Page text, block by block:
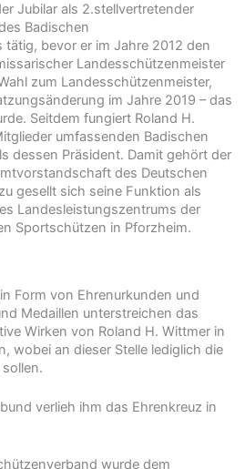
Jubilar als 2.stellvertretender
Badischen
bevor er im Jahre 2012 den
Landesschützenmeister
zum Landesschützenmeister,
im Jahre 2019 – das
Seitdem fungiert Roland H.
umfassenden Badischen
dessen Präsident. Damit gehört der
des Deutschen
gesellt sich seine Funktion als
Landesleistungszentrums der
Sportschützen in Pforzheim.
Form von Ehrenurkunden und
Medaillen unterstreichen das
Wirken von Roland H. Wittmer in
wobei an dieser Stelle lediglich die
verlieh ihm das Ehrenkreuz in
wurde dem